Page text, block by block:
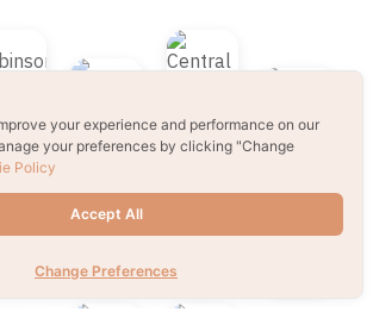
your experience and performance on our
your preferences by clicking "Change
Policy
Accept All
Change Preferences